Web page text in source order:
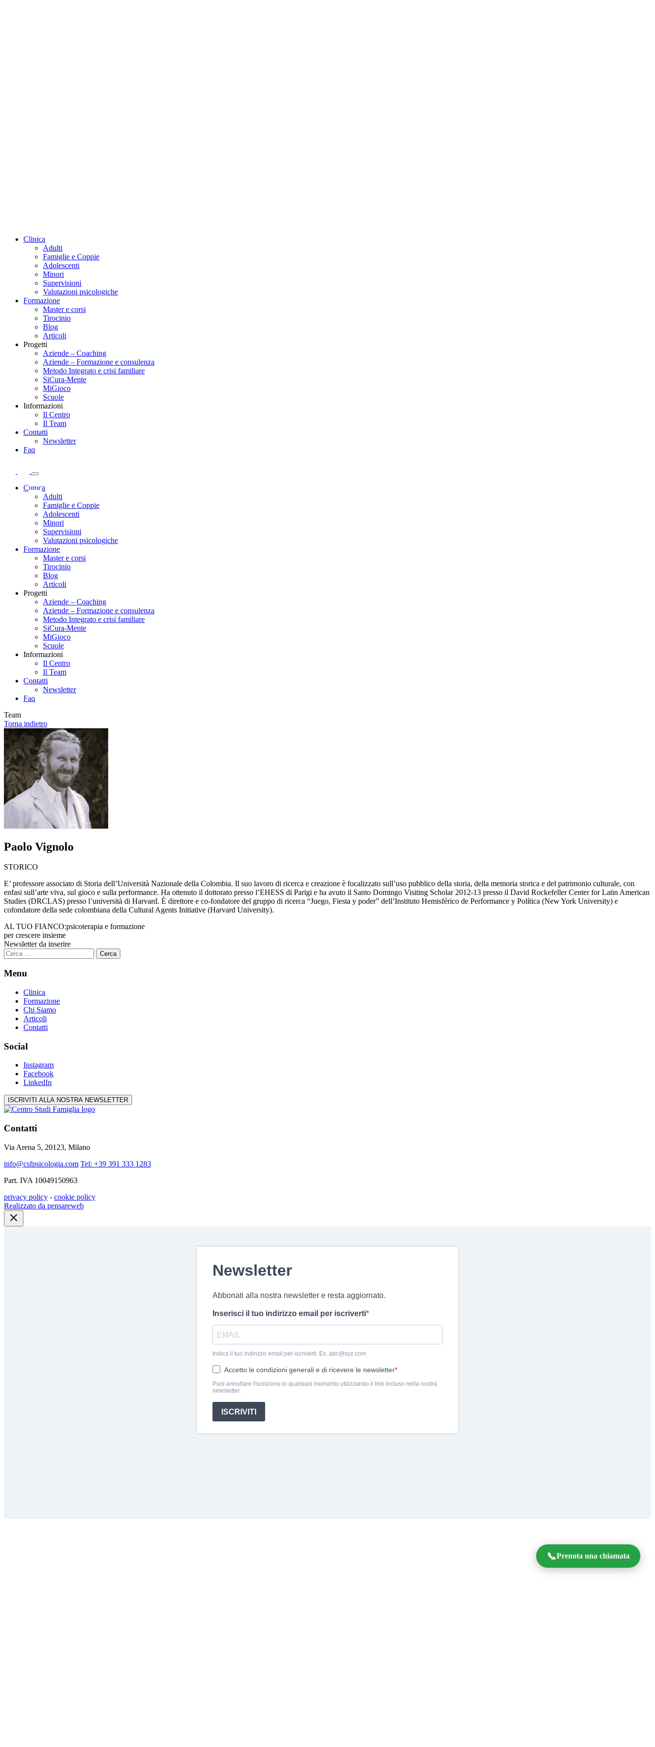
Clinica
Adulti
Famiglie e Coppie
Adolescenti
Minori
Supervisioni
Valutazioni psicologiche
Formazione
Master e corsi
Tirocinio
Blog
Articoli
Progetti
Aziende – Coaching
Aziende – Formazione e consulenza
Metodo Integrato e crisi familiare
SiCura-Mente
MiGioco
Scuole
Informazioni
Il Centro
Il Team
Contatti
Newsletter
Faq
Clinica
Adulti
Famiglie e Coppie
Adolescenti
Minori
Supervisioni
Valutazioni psicologiche
Formazione
Master e corsi
Tirocinio
Blog
Articoli
Progetti
Aziende – Coaching
Aziende – Formazione e consulenza
Metodo Integrato e crisi familiare
SiCura-Mente
MiGioco
Scuole
Informazioni
Il Centro
Il Team
Contatti
Newsletter
Faq
Team
Torna indietro
Paolo Vignolo
STORICO
E’ professore associato di Storia dell’Università Nazionale della Colombia. Il suo lavoro di ricerca e creazione è focalizzato sull’uso pubblico della storia, della memoria storica e del patrimonio culturale, con
enfasi sull’arte viva, sul gioco e sulla performance. Ha ottenuto il dottorato presso l’EHESS di Parigi e ha avuto il Santo Domingo Visiting Scholar 2012-13 presso il David Rockefeller Center for Latin American
Studies (DRCLAS) presso l’università di Harvard. È direttore e co-fondatore del gruppo di ricerca “Juego, Fiesta y poder” dell’Instituto Hemisférico de Performance y Política (New York University) e
cofondatore della sede colombiana della Cultural Agents Initiative (Harvard University).
AL TUO FIANCO:psicoterapia e formazione
per crescere insieme
Newsletter da inserire
Ricerca
per:
Menu
Clinica
Formazione
Chi Siamo
Articoli
Contatti
Social
Instagram
Facebook
LinkedIn
ISCRIVITI ALLA NOSTRA NEWSLETTER
Contatti
Via Arena 5, 20123, Milano
info@csfpsicologia.com Tel: +39 391 333 1283
Part. IVA 10049150963
privacy policy - cookie policy
Realizzato da pensareweb
📞Prenota una chiamata